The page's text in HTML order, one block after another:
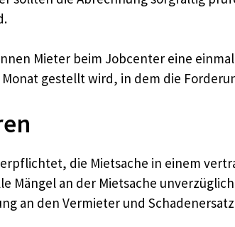
Mieter beim Jobcenter eine
gestellt wird, in dem die
die Mietsache in einem
Mängel an der Mietsache
an den Vermieter und